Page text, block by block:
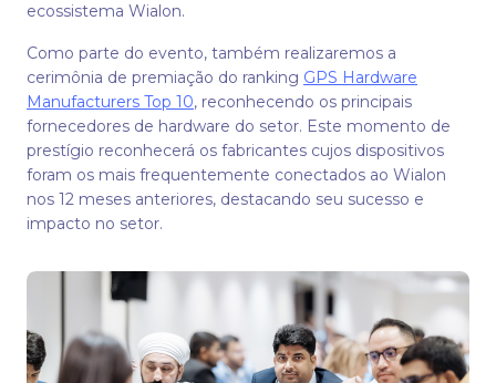
ecossistema Wialon.
Como parte do evento, também realizaremos a
cerimônia de premiação do ranking GPS Hardware
Manufacturers Top 10, reconhecendo os principais
fornecedores de hardware do setor. Este momento de
prestígio reconhecerá os fabricantes cujos dispositivos
foram os mais frequentemente conectados ao Wialon
nos 12 meses anteriores, destacando seu sucesso e
impacto no setor.